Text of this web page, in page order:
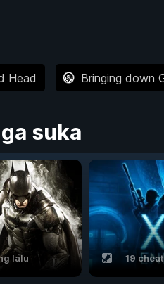
Head Bringing down
suka
lalu 19 cheat